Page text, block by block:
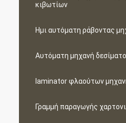
κιβωτίων
Ημι αυτόματη ράβοντας
Αυτόματη μηχανή
laminator φλαούτων
Γραμμή παραγωγής